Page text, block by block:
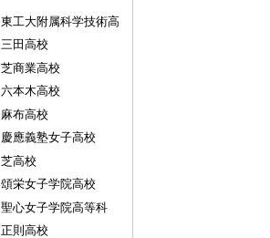
東工大附属科学技術高
三田高校
芝商業高校
六本木高校
麻布高校
慶應義塾女子高校
芝高校
頌栄女子学院高校
聖心女子学院高等科
正則高校